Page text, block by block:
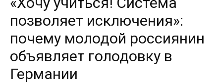
позволяет исключения»:
почему молодой россиянин
объявляет голодовку в
Германии